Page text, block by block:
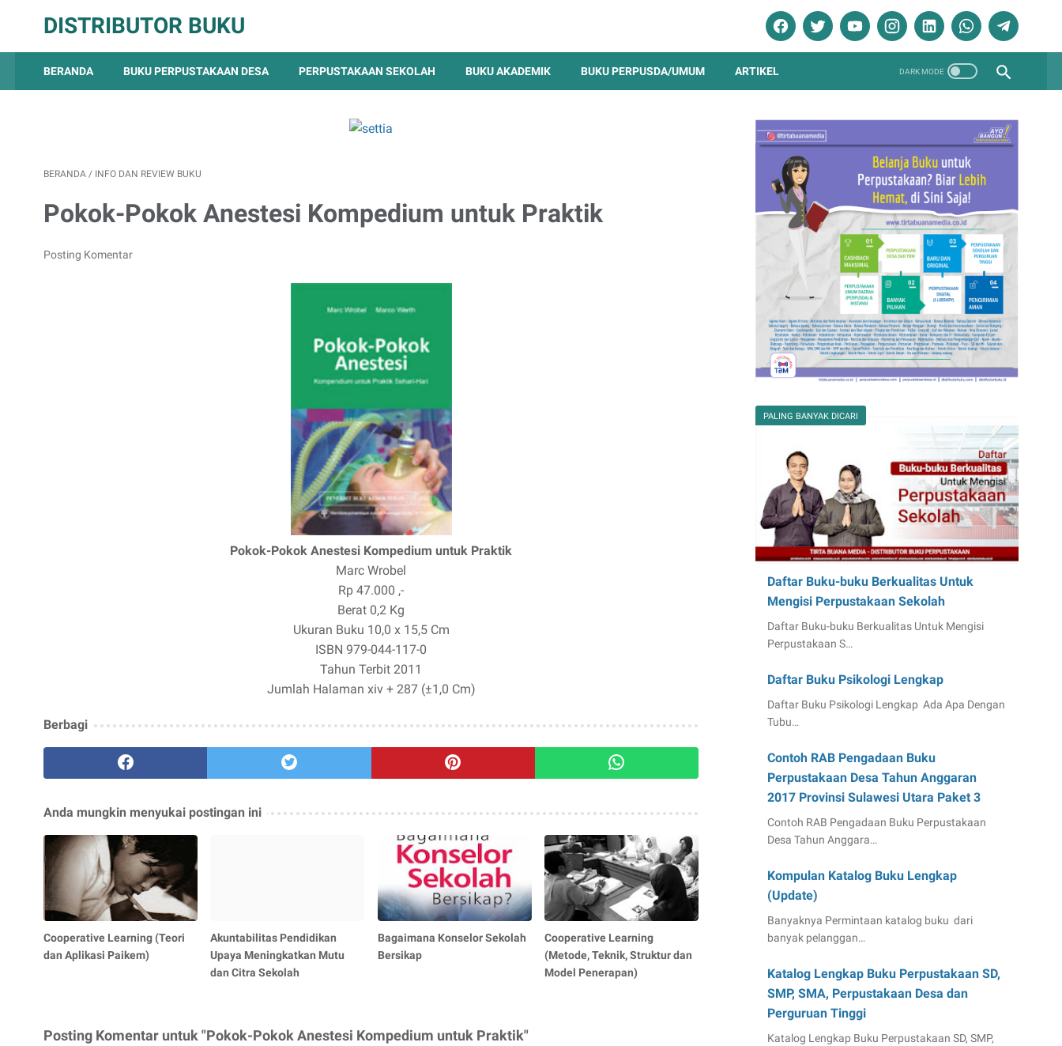
DISTRIBUTOR BUKU
BERANDA BUKU PERPUSTAKAAN DESA PERPUSTAKAAN SEKOLAH BUKU AKADEMIK BUKU PERPUSDA/UMUM ARTIKEL
BERANDA / INFO DAN REVIEW BUKU
Pokok-Pokok Anestesi Kompedium untuk Praktik
Posting Komentar
Pokok-Pokok Anestesi Kompedium untuk Praktik
Marc Wrobel
Rp 47.000 ,-
Berat 0,2 Kg
Ukuran Buku 10,0 x 15,5 Cm
ISBN 979-044-117-0
Tahun Terbit 2011
Jumlah Halaman xiv + 287 (±1,0 Cm)
Berbagi
Anda mungkin menyukai postingan ini
Cooperative Learning (Teori
dan Aplikasi Paikem)
Akuntabilitas Pendidikan
Upaya Meningkatkan Mutu
dan Citra Sekolah
Bagaimana Konselor Sekolah
Bersikap
Cooperative Learning
(Metode, Teknik, Struktur dan
Model Penerapan)
Posting Komentar untuk "Pokok-Pokok Anestesi Kompedium untuk Praktik"
PALING BANYAK DICARI
Daftar Buku-buku Berkualitas Untuk
Mengisi Perpustakaan Sekolah
Daftar Buku-buku Berkualitas Untuk Mengisi
Perpustakaan S…
Daftar Buku Psikologi Lengkap
Daftar Buku Psikologi Lengkap Ada Apa Dengan
Tubu…
Contoh RAB Pengadaan Buku
Perpustakaan Desa Tahun Anggaran
2017 Provinsi Sulawesi Utara Paket 3
Contoh RAB Pengadaan Buku Perpustakaan
Desa Tahun Anggara…
Kompulan Katalog Buku Lengkap
(Update)
Banyaknya Permintaan katalog buku dari
banyak pelanggan…
Katalog Lengkap Buku Perpustakaan SD,
SMP, SMA, Perpustakaan Desa dan
Perguruan Tinggi
Katalog Lengkap Buku Perpustakaan SD, SMP,